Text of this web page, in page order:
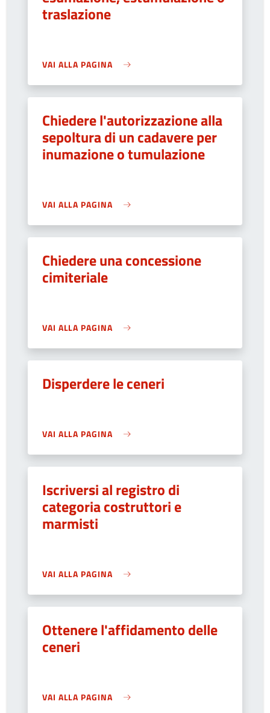
traslazione
VAI ALLA PAGINA
Chiedere l'autorizzazione alla
sepoltura di un cadavere per
inumazione o tumulazione
VAI ALLA PAGINA
Chiedere una concessione
cimiteriale
VAI ALLA PAGINA
Disperdere le ceneri
VAI ALLA PAGINA
Iscriversi al registro di
categoria costruttori e
marmisti
VAI ALLA PAGINA
Ottenere l'affidamento delle
ceneri
VAI ALLA PAGINA